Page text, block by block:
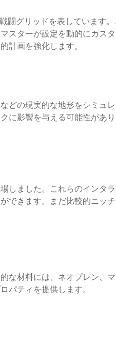
グリッドを表しています
スターが設定を動的にカス
計画を強化します。
どの現実的な地形をシミュ
影響を与える可能性があ
ました。これらのインタ
きます。まだ比較的ニッ
材料には、ネオプレン、
パティを提供します。